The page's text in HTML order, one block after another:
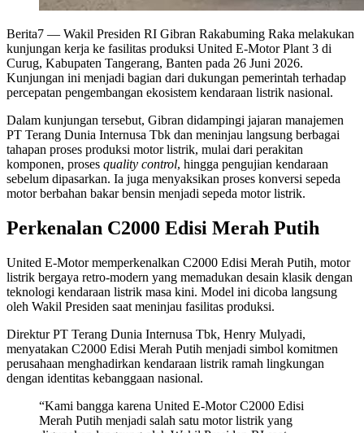
Berita7 — Wakil Presiden RI Gibran Rakabuming Raka melakukan
kunjungan kerja ke fasilitas produksi United E‑Motor Plant 3 di
Curug, Kabupaten Tangerang, Banten pada 26 Juni 2026.
Kunjungan ini menjadi bagian dari dukungan pemerintah terhadap
percepatan pengembangan ekosistem kendaraan listrik nasional.
Dalam kunjungan tersebut, Gibran didampingi jajaran manajemen
PT Terang Dunia Internusa Tbk dan meninjau langsung berbagai
tahapan proses produksi motor listrik, mulai dari perakitan
komponen, proses quality control, hingga pengujian kendaraan
sebelum dipasarkan. Ia juga menyaksikan proses konversi sepeda
motor berbahan bakar bensin menjadi sepeda motor listrik.
Perkenalan C2000 Edisi Merah Putih
United E‑Motor memperkenalkan C2000 Edisi Merah Putih, motor
listrik bergaya retro‑modern yang memadukan desain klasik dengan
teknologi kendaraan listrik masa kini. Model ini dicoba langsung
oleh Wakil Presiden saat meninjau fasilitas produksi.
Direktur PT Terang Dunia Internusa Tbk, Henry Mulyadi,
menyatakan C2000 Edisi Merah Putih menjadi simbol komitmen
perusahaan menghadirkan kendaraan listrik ramah lingkungan
dengan identitas kebanggaan nasional.
“Kami bangga karena United E‑Motor C2000 Edisi
Merah Putih menjadi salah satu motor listrik yang